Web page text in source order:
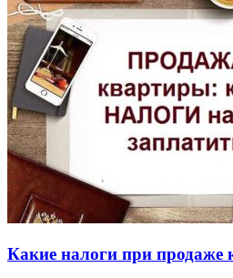
Какие налоги при продаже